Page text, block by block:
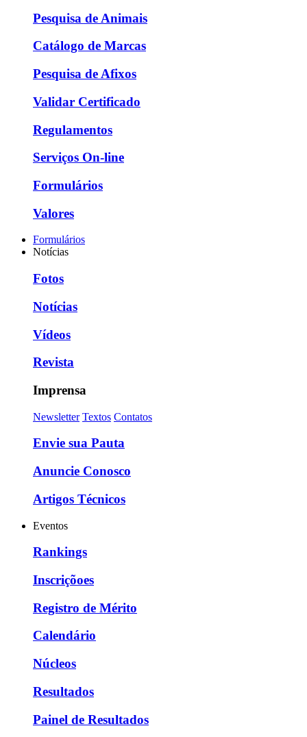
Pesquisa de Animais
Catálogo de Marcas
Pesquisa de Afixos
Validar Certificado
Regulamentos
Serviços On-line
Formulários
Valores
Formulários
Notícias
Fotos
Notícias
Vídeos
Revista
Imprensa
Newsletter Textos Contatos
Envie sua Pauta
Anuncie Conosco
Artigos Técnicos
Eventos
Rankings
Inscriçõoes
Registro de Mérito
Calendário
Núcleos
Resultados
Painel de Resultados